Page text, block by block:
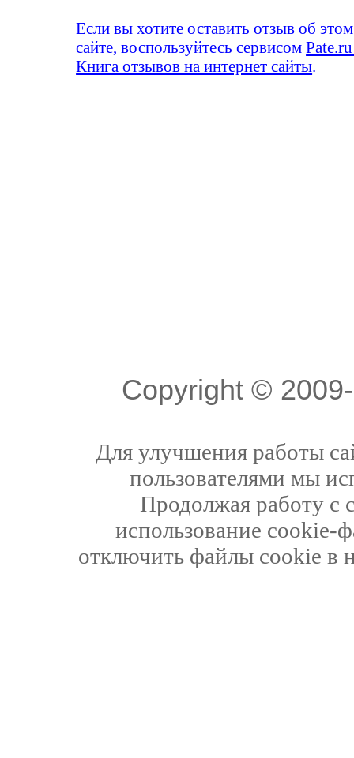
Если вы хотите оставить отзыв об этом
сайте, воспользуйтесь сервисом
Книга отзывов на интернет сайты
Copyright ©
Для улучшения работы
пользователями мы
Продолжая работу с
использование cookie-
отключить файлы cookie в